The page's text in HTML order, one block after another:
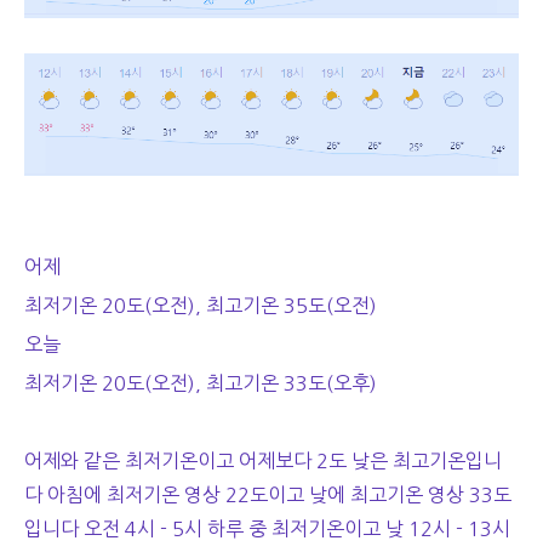
어제
최저기온 20도(오전), 최고기온 35도(오전)
오늘
최저기온 20도(오전), 최고기온 33도(오후)
어제와 같은 최저기온이고 어제보다 2도 낮은 최고기온입니
다 아침에 최저기온 영상 22도이고 낮에 최고기온 영상 33도
입니다 오전 4시 - 5시 하루 중 최저기온이고 낮 12시 - 13시